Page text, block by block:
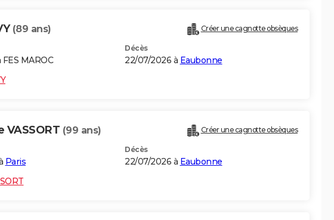
(89 ans) Créer une cagnotte obsèques
FES MAROC
Décès
22/07/2026 à Eaubonne
VASSORT (99 ans) Créer une cagnotte obsèques
Paris
Décès
22/07/2026 à Eaubonne